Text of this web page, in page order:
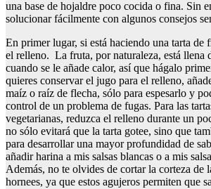
una base de hojaldre poco cocida o fina. Sin
solucionar fácilmente con algunos consejos
En primer lugar, si está haciendo una tarta de
el relleno. La fruta, por naturaleza, está llena
cuando se le añade calor, así que hágalo
quieres conservar el jugo para el relleno,
maíz o raíz de flecha, sólo para espesarlo y
control de un problema de fugas. Para las
vegetarianas, reduzca el relleno durante un
no sólo evitará que la tarta gotee, sino que
para desarrollar una mayor profundidad de
añadir harina a mis salsas blancas o a mis
Además, no te olvides de cortar la corteza de
hornees, ya que estos agujeros permiten que